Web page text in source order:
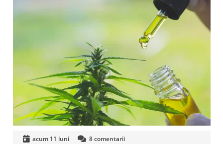
acum 11 luni 8comentarii